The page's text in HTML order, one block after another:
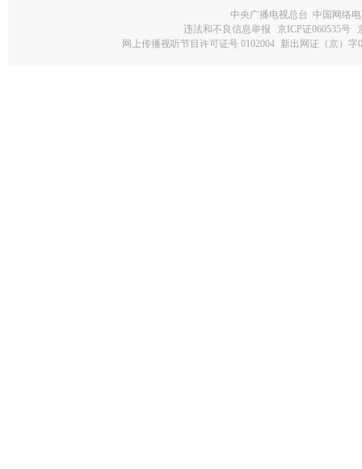
中央广播电视总台 中国网络
违法和不良信息举报
京ICP证060535号
网上传播视听节目许可证号 0102004 新出网证（京）